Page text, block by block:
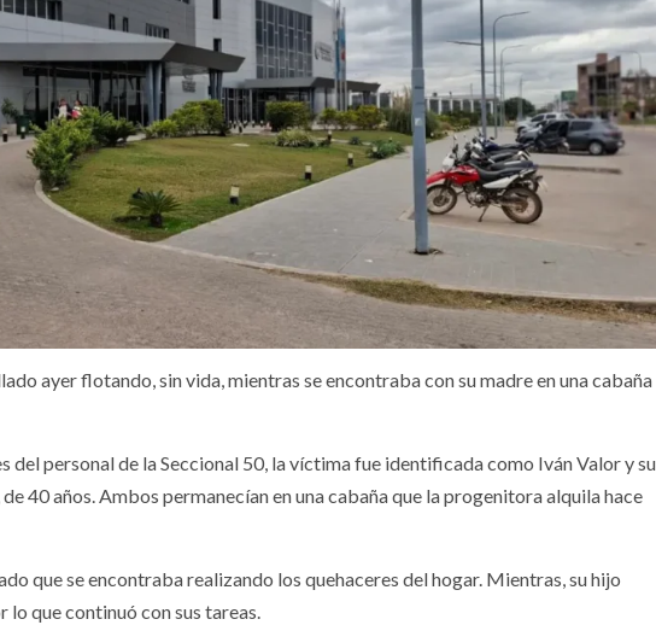
ayer flotando, sin vida, mientras se encontraba con su madre en una cabaña
del personal de la Seccional 50, la víctima fue identificada como Iván Valor y su
40 años. Ambos permanecían en una cabaña que la progenitora alquila hace
que se encontraba realizando los quehaceres del hogar. Mientras, su hijo
lo que continuó con sus tareas.